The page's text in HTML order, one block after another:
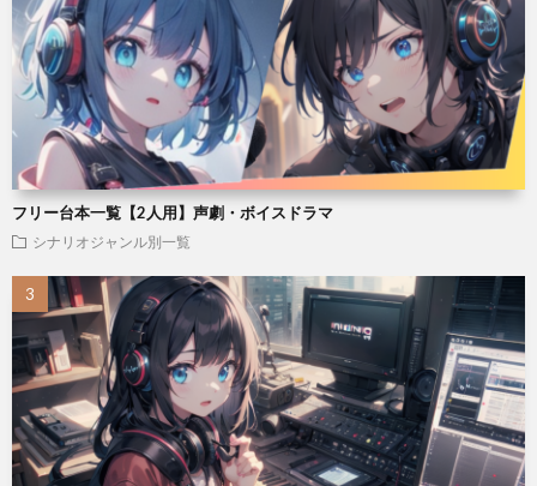
フリー台本一覧【2人用】声劇・ボイスドラマ
シナリオジャンル別一覧